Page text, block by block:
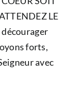
LE
décourager
forts,
avec